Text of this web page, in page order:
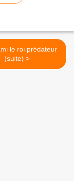
le roi prédateur
(suite) >